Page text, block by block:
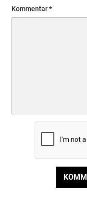
Kommentar